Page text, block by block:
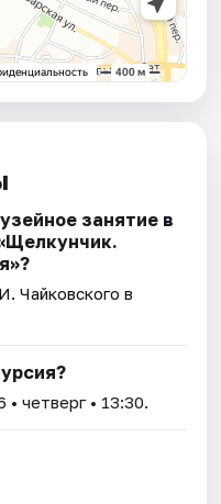
занятие в
Чайковского в
• четверг • 13:30.